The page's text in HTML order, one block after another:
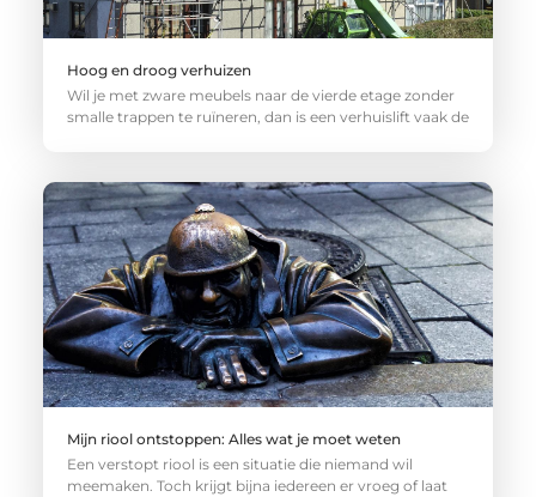
Hoog en droog verhuizen
Wil je met zware meubels naar de vierde etage zonder
smalle trappen te ruïneren, dan is een verhuislift vaak de
Mijn riool ontstoppen: Alles wat je moet weten
Een verstopt riool is een situatie die niemand wil
meemaken. Toch krijgt bijna iedereen er vroeg of laat